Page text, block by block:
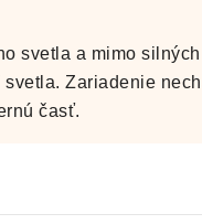
svetla a mimo
Zariadenie
časť.